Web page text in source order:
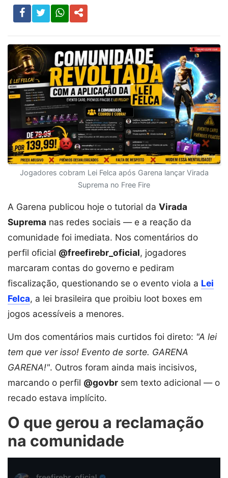
Jogadores cobram Lei Felca após Garena lançar Virada
Suprema no Free Fire
A Garena publicou hoje o tutorial da Virada
Suprema nas redes sociais — e a reação da
comunidade foi imediata. Nos comentários do
perfil oficial @freefirebr_oficial, jogadores
marcaram contas do governo e pediram
fiscalização, questionando se o evento viola a Lei
Felca, a lei brasileira que proibiu loot boxes em
jogos acessíveis a menores.
Um dos comentários mais curtidos foi direto: "A lei
tem que ver isso! Evento de sorte. GARENA
GARENA!". Outros foram ainda mais incisivos,
marcando o perfil @govbr sem texto adicional — o
recado estava implícito.
O que gerou a reclamação
na comunidade